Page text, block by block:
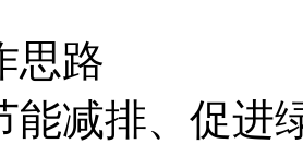
思路
能减排、促进